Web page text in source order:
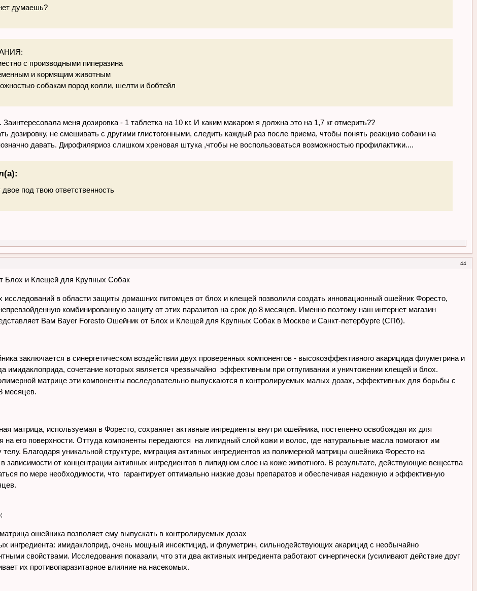
думаешь?
с производными пиперазина
и кормящим животным
собакам пород колли, шелти и бобтейл
Заинтересовала меня дозировка - 1 таблетка на 10 кг. И каким макаром я должна это на 1,7 кг отмерить??
не смешивать с другими глистогонными, следить каждый раз после приема, чтобы понять реакцию собаки на
давать. Дирофиляриоз слишком хреновая штука ,чтобы не воспользоваться возможностью профилактики....
под твою ответственность
44
Блох и Клещей для Крупных Собак
исследований в области защиты домашних питомцев от блох и клещей позволили создать инновационный ошейник Форесто,
комбинированную защиту от этих паразитов на срок до 8 месяцев. Именно поэтому наш интернет магазин
Вам Bayer Foresto Ошейник от Блох и Клещей для Крупных Собак в Москве и Санкт-петербурге (СПб).
заключается в синергетическом воздействии двух проверенных компонентов - высокоэффективного акарицида флуметрина и
имидаклоприда, сочетание которых является чрезвычайно эффективным при отпугивании и уничтожении клещей и блох.
матрице эти компоненты последовательно выпускаются в контролируемых малых дозах, эффективных для борьбы с
месяцев.
матрица, используемая в Форесто, сохраняет активные ингредиенты внутри ошейника, постепенно освобождая их для
на его поверхности. Оттуда компоненты передаются на липидный слой кожи и волос, где натуральные масла помогают им
телу. Благодаря уникальной структуре, миграция активных ингредиентов из полимерной матрицы ошейника Форесто на
зависимости от концентрации активных ингредиентов в липидном слое на коже животного. В результате, действующие вещества
по мере необходимости, что гарантирует оптимально низкие дозы препаратов и обеспечивая надежную и эффективную
ошейника позволяет ему выпускать в контролируемых дозах
ингредиента: имидаклоприд, очень мощный инсектицид, и флуметрин, сильнодействующих акарицид с необычайно
свойствами. Исследования показали, что эти два активных ингредиента работают синергически (усиливают действие друг
их противопаразитарное влияние на насекомых.